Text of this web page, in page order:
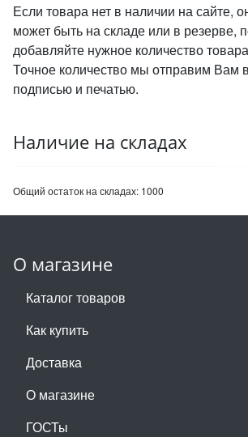
Если товара нет в наличии на сайте,
может быть на складе или в резерве,
добавляйте нужное количество
Точное количество мы отправим Вам
подписью и печатью.
Наличие на складах
Общий остаток на складах: 1000
О магазине
Каталог товаров
Как купить
Доставка
О магазине
ГОСТы